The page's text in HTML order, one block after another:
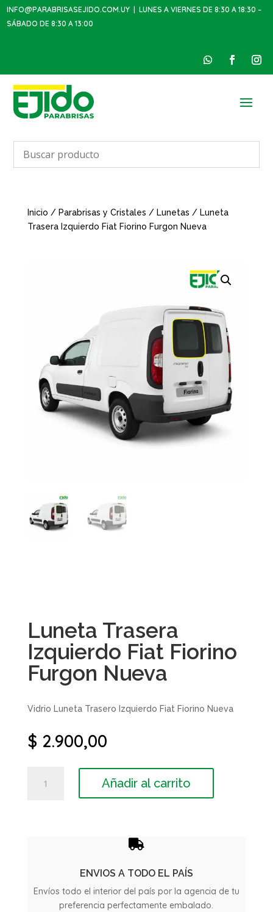
INFO@PARABRISASEJIDO.COM.UY | LUNES A VIERNES DE 8:30 A 18:30 –
SÁBADO DE 8:30 A 13:00
Inicio / Parabrisas y Cristales / Lunetas / Luneta
Trasera Izquierdo Fiat Fiorino Furgon Nueva
Luneta Trasera
Izquierdo Fiat Fiorino
Furgon Nueva
Vidrio Luneta Trasero Izquierdo Fiat Fiorino Nueva
$ 2.900,00
Trasera
Añadir al carrito

ENVIOS A TODO EL PAÍS
Envíos todo el interior del país por la agencia de tu
preferencia perfectamente embalado.